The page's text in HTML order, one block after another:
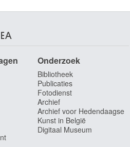
Onderzoek
Bibliotheek
Publicaties
Fotodienst
Archief
Archief voor Hedendaagse
Kunst in België
Digitaal Museum